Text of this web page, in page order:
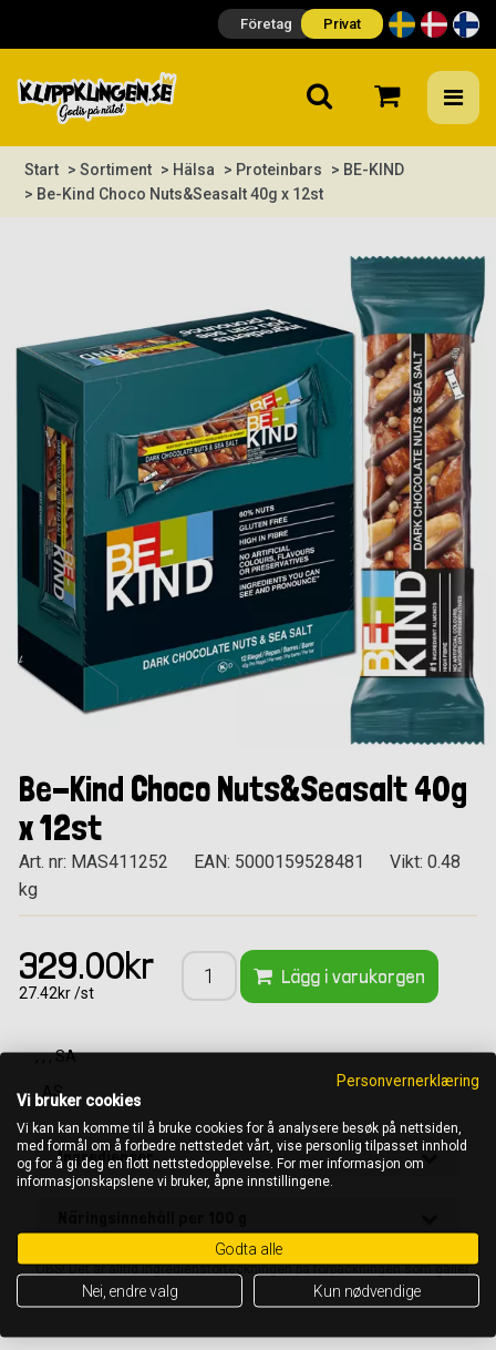
Företag Privat
Start > Sortiment > Hälsa > Proteinbars
> BE-KIND
> Be-Kind Choco Nuts&Seasalt 40g x 12st
Be-Kind Choco Nuts&Seasalt 40g
x 12st
Art. nr: MAS411252 EAN: 5000159528481
Vikt: 0.48
kg
329.00kr
27.42kr /st
Lägg i varukorgen
, , , SA
, AS
Ingredienser
OBS! Det är alltid ingrediensförteckningen på förpackningen som gäller
Personvernerklæring
Vi bruker cookies
Vi kan kan komme til å bruke cookies for å analysere besøk på nettsiden,
med formål om å forbedre nettstedet vårt, vise personlig tilpasset innhold
og for å gi deg en flott nettstedopplevelse. For mer informasjon om
informasjonskapslene vi bruker, åpne innstillingene.
Godta alle
Nei, endre valg Kun nødvendige